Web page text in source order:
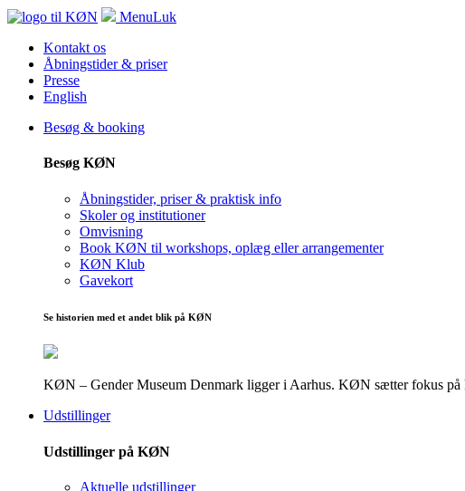
MenuLuk
Kontakt os
Åbningstider & priser
Presse
English
Besøg & booking
Besøg KØN
Åbningstider, priser & praktisk info
Skoler og institutioner
Omvisning
Book KØN til workshops, oplæg eller arrangementer
KØN Klub
Gavekort
Se historien med et andet blik på KØN
KØN – Gender Museum Denmark ligger i Aarhus. KØN sætter fokus på
Udstillinger
Udstillinger på KØN
Aktuelle udstillinger